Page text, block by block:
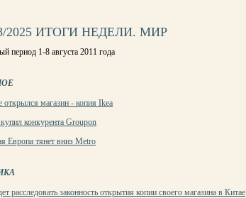
2025 ИТОГИ НЕДЕЛИ. МИР
период 1-8 августа 2011 года
открылся магазин - копия Ikea
конкурента Groupon
Европа тянет вниз Metro
расследовать законность открытия копии своего магазина в Китае